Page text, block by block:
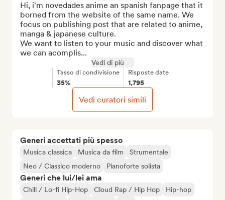
Generi accettati più spesso
Musica classica Musica da film
Strumentale
Neo / Classico moderno
Pianoforte solista
Generi che lui/lei ama
Chill / Lo-fi Hip-Hop Cloud Rap / Hip Hop
Hip-hop
Hi, i'm novedades anime an spanish fanpage that it
borned from the website of the same name. We
focus on publishing post that are related to anime,
manga & japanese culture.
We want to listen to your music and discover what
we can acomplis...
Vedi di più
Tasso di condivisione
35%
Risposte date
1,795
Vedi curatori simili